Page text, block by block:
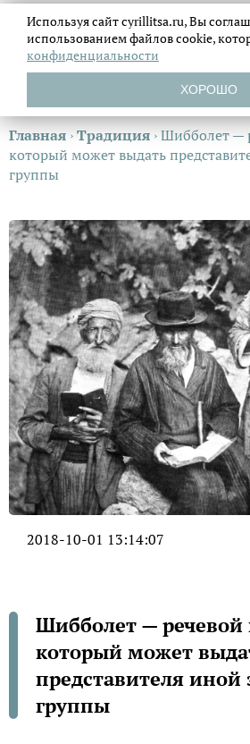
Главная ›Традиция ›Шибболет —
который может выдать
группы
2018-10-01 13:14:07
Шибболет — речевой
который может
представителя иной
группы
Используя сайт cyrillitsa.ru, Вы
использованием файловcookie,
конфиденциальности
ХОРОШО